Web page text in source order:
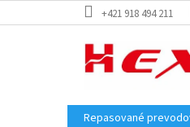
na
+421 918 494 211
Repasované